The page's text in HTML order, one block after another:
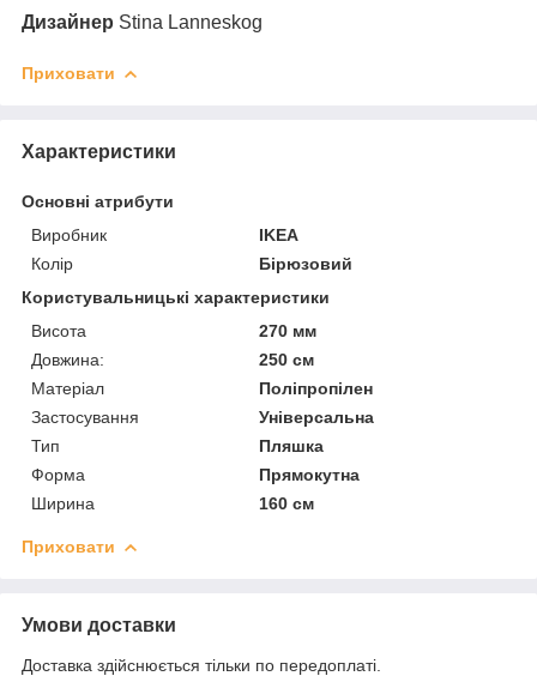
Дизайнер Stina Lanneskog
Приховати
Характеристики
Основні атрибути
Виробник
IKEA
Колір
Бірюзовий
Користувальницькі характеристики
Висота
270 мм
Довжина:
250 см
Матеріал
Поліпропілен
Застосування
Універсальна
Тип
Пляшка
Форма
Прямокутна
Ширина
160 см
Приховати
Умови доставки
Доставка здійснюється тільки по передоплаті.